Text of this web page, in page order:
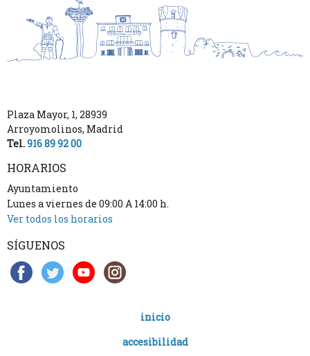
Plaza Mayor, 1, 28939
Arroyomolinos, Madrid
Tel.916 89 92 00
HORARIOS
Ayuntamiento
Lunes a viernes de 09:00 A 14:00 h.
Ver todos los horarios
SÍGUENOS
inicio
accesibilidad